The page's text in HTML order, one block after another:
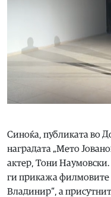
Синоќа, публиката во
наградата „Мето
актер, Тони Наумовски.
ги прикажа филмовите
Владинир“, а